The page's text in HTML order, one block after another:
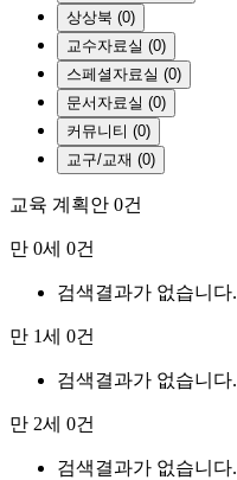
상상북 (0)
교수자료실 (0)
스페셜자료실 (0)
문서자료실 (0)
커뮤니티 (0)
교구/교재 (0)
교육 계획안 0건
만 0세 0건
검색결과가 없습니다.
만 1세 0건
검색결과가 없습니다.
만 2세 0건
검색결과가 없습니다.